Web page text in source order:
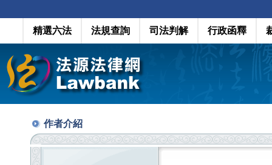
精選六法 法規查詢 司法判解 行政函釋
作者介紹